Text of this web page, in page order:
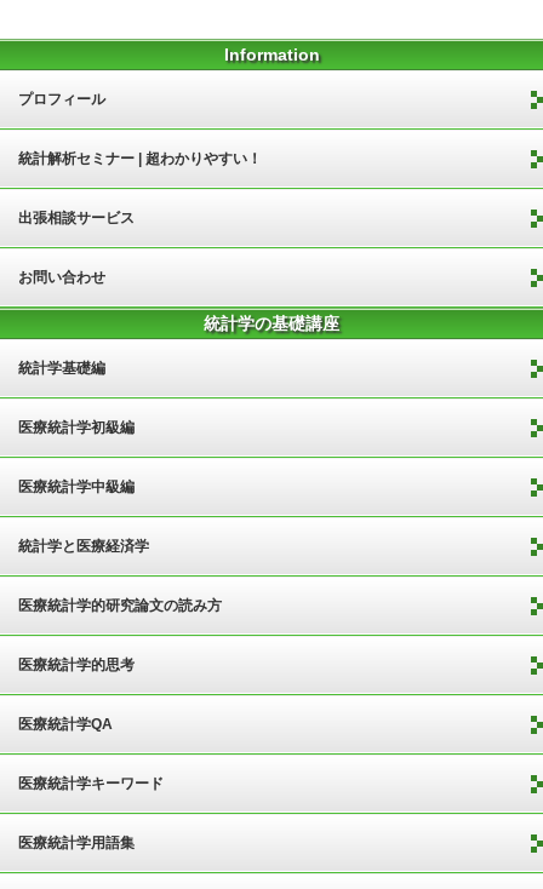
Information
プロフィール
統計解析セミナー | 超わかりやすい！
出張相談サービス
お問い合わせ
統計学の基礎講座
統計学基礎編
医療統計学初級編
医療統計学中級編
統計学と医療経済学
医療統計学的研究論文の読み方
医療統計学的思考
医療統計学QA
医療統計学キーワード
医療統計学用語集